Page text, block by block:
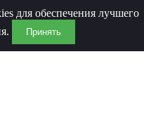
для обеспечения лучшего
Принять